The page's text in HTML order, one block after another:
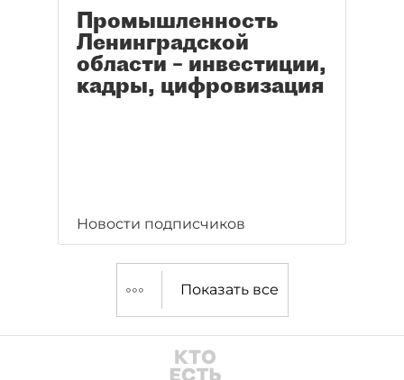
Промышленность
Ленинградской
области – инвестиции,
кадры, цифровизация
Новости подписчиков
Показать все